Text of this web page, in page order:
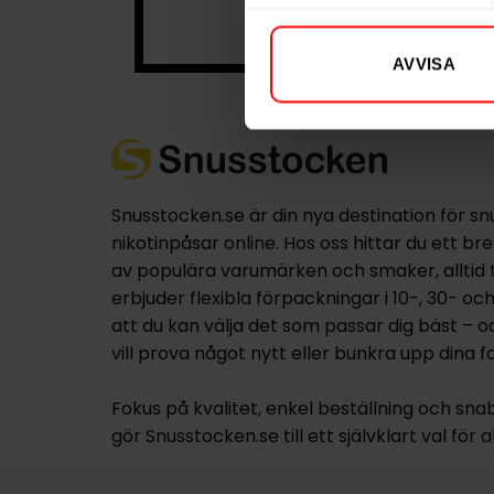
AVVISA
Snusstocken.se är din nya destination för
nikotinpåsar online. Hos oss hittar du ett
av populära varumärken och smaker, alltid
erbjuder flexibla förpackningar i 10-, 30-
att du kan välja det som passar dig bäst –
vill prova något nytt eller bunkra upp dina
Fokus på kvalitet, enkel beställning och
gör Snusstocken.se till ett självklart val för